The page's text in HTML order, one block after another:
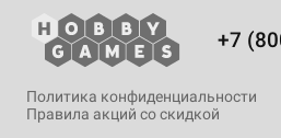
+7
Политика конфиденциальности
Правила акций со скидкой